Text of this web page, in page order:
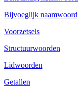
Bijvoeglijk naamwoord
Voorzetsels
Structuurwoorden
Lidwoorden
Getallen